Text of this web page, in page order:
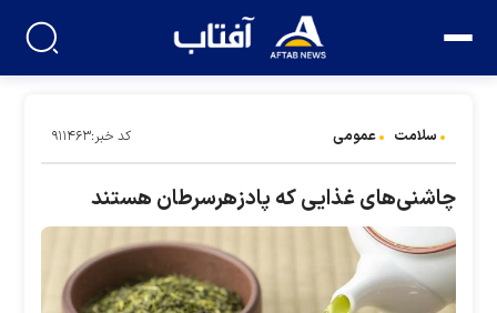
سلامت عمومی کد خبر:۹۱۱۴۶۳
چاشنی‌های غذایی که پادزهرسرطان هستند